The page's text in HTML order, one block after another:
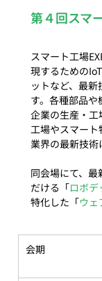
第４回スマ
スマート工場
現するための
ットなど、最
す。各種部品
企業の生産・工
工場やスマート
業界の最新技術
同会場にて、
だける「ロボデ
特化した「ウェ
会期